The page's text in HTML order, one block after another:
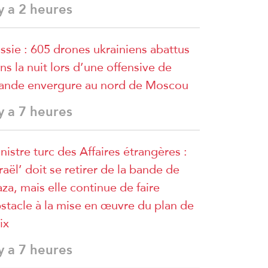
a 2 heures
: 605 drones ukrainiens abattus
la nuit lors d’une offensive de
envergure au nord de Moscou
a 7 heures
turc des Affaires étrangères :
doit se retirer de la bande de
mais elle continue de faire
à la mise en œuvre du plan de
a 7 heures